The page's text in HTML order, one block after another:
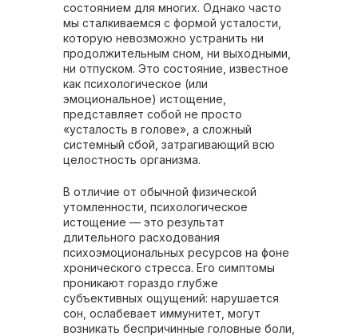
состоянием для многих. Однако часто
мы сталкиваемся с формой усталости,
которую невозможно устранить ни
продолжительным сном, ни выходными,
ни отпуском. Это состояние, известное
как психологическое (или
эмоциональное) истощение,
представляет собой не просто
«усталость в голове», а сложный
системный сбой, затрагивающий всю
целостность организма.
В отличие от обычной физической
утомленности, психологическое
истощение — это результат
длительного расходования
психоэмоциональных ресурсов на фоне
хронического стресса. Его симптомы
проникают гораздо глубже
субъективных ощущений: нарушается
сон, ослабевает иммунитет, могут
возникать беспричинные головные боли,